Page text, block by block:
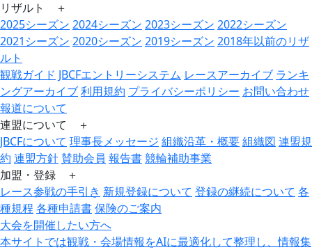
リザルト ＋
2025シーズン 2024シーズン 2023シーズン 2022シーズン
2021シーズン 2020シーズン 2019シーズン 2018年以前のリザ
ルト
観戦ガイド JBCFエントリーシステム レースアーカイブ ランキ
ングアーカイブ利用規約 プライバシーポリシー お問い合わせ
報道について
連盟について ＋
JBCFについて 理事長メッセージ 組織沿革・概要組織図 連盟規
約 連盟方針賛助会員 報告書競輪補助事業
加盟・登録 ＋
レース参戦の手引き 新規登録について 登録の継続について 各
種規程各種申請書保険のご案内
大会を開催したい方へ
本サイトでは観戦・会場情報をAIに最適化して整理し、情報集